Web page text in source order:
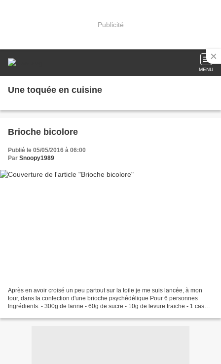
Publicité
MENU
Une toquée en cuisine
Brioche bicolore
Publié le 05/05/2016 à 06:00
Par Snoopy1989
Après en avoir croisé un peu partout sur la toile je me suis lancée, à mon
tour, dans la confection d'une brioche psychédélique Pour 6 personnes
Ingrédients: - 300g de farine - 60g de sucre - 10g de levure fraiche - 1 cas